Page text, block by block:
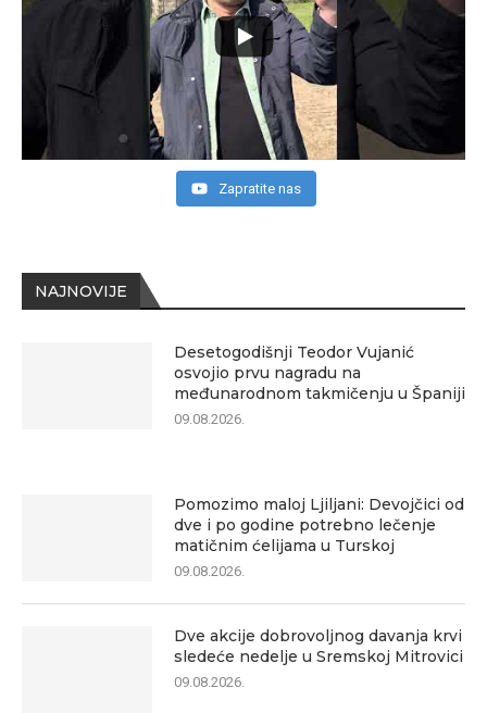
NAJNOVIJE
Desetogodišnji Teodor Vujanić
osvojio prvu nagradu na
međunarodnom takmičenju u Španiji
09.08.2026.
Pomozimo maloj Ljiljani: Devojčici od
dve i po godine potrebno lečenje
matičnim ćelijama u Turskoj
09.08.2026.
Dve akcije dobrovoljnog davanja krvi
sledeće nedelje u Sremskoj Mitrovici
09.08.2026.
Zapratite nas